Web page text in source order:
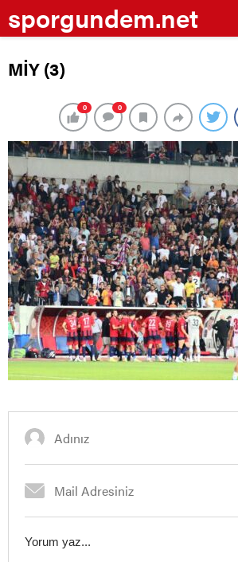
sporgundem.net
MİY (3)
0 0